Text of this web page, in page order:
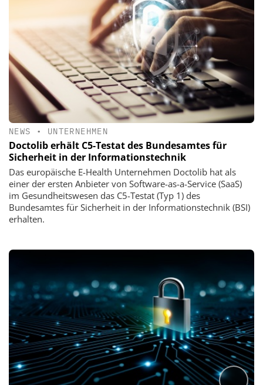
NEWS • UNTERNEHMEN
Doctolib erhält C5-Testat des Bundesamtes für
Sicherheit in der Informationstechnik
Das europäische E-Health Unternehmen Doctolib hat als
einer der ersten Anbieter von Software-as-a-Service (SaaS)
im Gesundheitswesen das C5-Testat (Typ 1) des
Bundesamtes für Sicherheit in der Informationstechnik (BSI)
erhalten.